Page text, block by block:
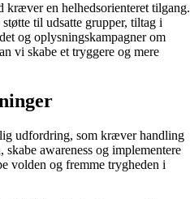
en helhedsorienteret tilgang.
til udsatte grupper, tiltag i
og oplysningskampagner om
vi skabe et tryggere og mere
udfordring, som kræver handling
skabe awareness og implementere
volden og fremme trygheden i